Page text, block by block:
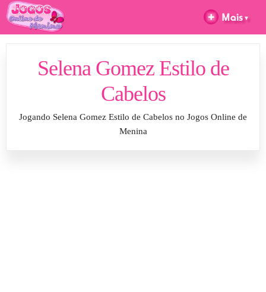
Selena Gomez Estilo de
Cabelos
Jogando Selena Gomez Estilo de Cabelos no Jogos Online de
Menina